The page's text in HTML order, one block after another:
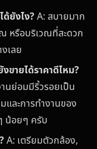
ด้ยังไง?A: สบายมาก
หรือบริเวณที่สะดวก
เลย
ขายได้ราคาดีไหม?
นย่อมมีริ้วรอยเป็น
และการทำงานของ
น้อยๆ ครับ
A: เตรียมตัวกล้อง,